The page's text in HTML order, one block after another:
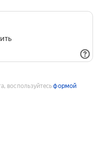
воспользуйтесьформой